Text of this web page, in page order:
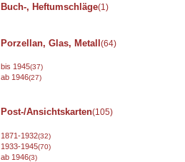
Buch-, Heftumschläge(1)
Porzellan, Glas, Metall(64)
bis 1945(37)
ab 1946(27)
Post-/Ansichtskarten(105)
1871-1932(32)
1933-1945(70)
ab 1946(3)